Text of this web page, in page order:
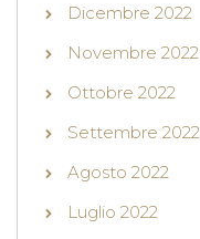
Dicembre 2022
Novembre 2022
Ottobre 2022
Settembre 2022
Agosto 2022
Luglio 2022